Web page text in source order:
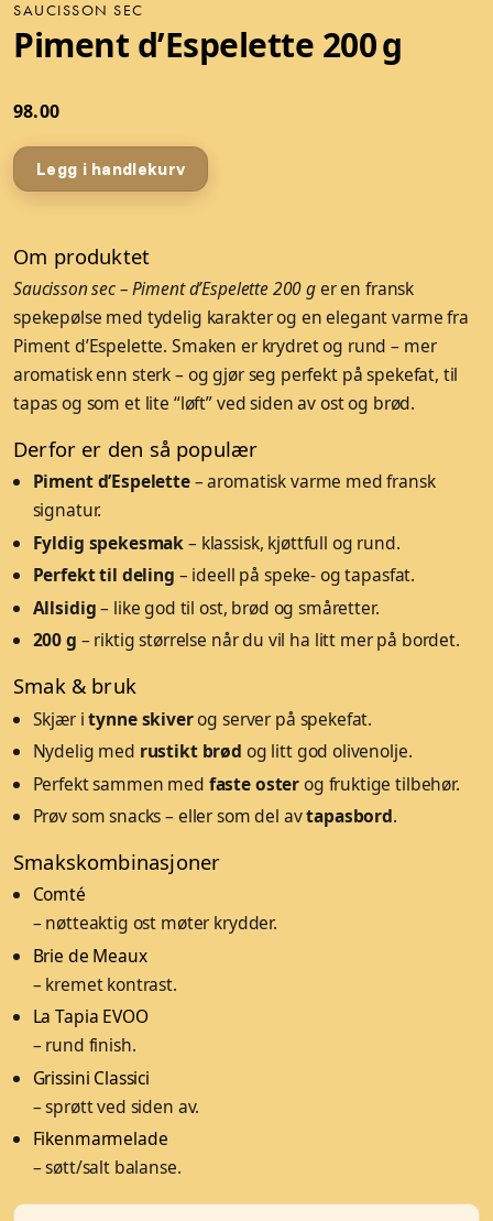
SAUCISSON SEC
Piment d’Espelette 200 g
98.00
Legg i handlekurv
Om produktet
Saucisson sec – Piment d’Espelette 200 ger en fransk
spekepølse med tydelig karakter og en elegant varme fra
Piment d’Espelette. Smaken er krydret og rund – mer
aromatisk enn sterk – og gjør seg perfekt på spekefat, til
tapas og som et lite “løft” ved siden av ost og brød.
Derfor er den så populær
Piment d’Espelette– aromatisk varme med fransk
signatur.
Fyldig spekesmak– klassisk, kjøttfull og rund.
Perfekt til deling – ideell på speke- og tapasfat.
Allsidig– like god til ost, brød og småretter.
200 g – riktig størrelse når du vil ha litt mer på bordet.
Smak & bruk
Skjær itynne skiverog server på spekefat.
Nydelig med rustikt brød og litt god olivenolje.
Perfekt sammen med faste osterog fruktige tilbehør.
Prøv som snacks – eller som del avtapasbord.
Smakskombinasjoner
Comté
– nøtteaktig ost møter krydder.
Brie de Meaux
– kremet kontrast.
La Tapia EVOO
– rund finish.
Grissini Classici
– sprøtt ved siden av.
Fikenmarmelade
– søtt/salt balanse.